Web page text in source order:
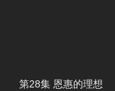
第28集 恩惠的理想